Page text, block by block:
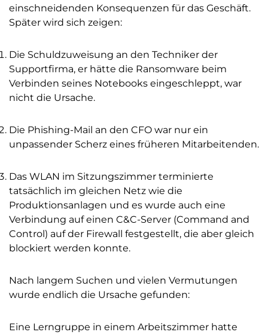
einschneidenden Konsequenzen für das Geschäft.
Später wird sich zeigen:
Die Schuldzuweisung an den Techniker der
Supportfirma, er hätte die Ransomware beim
Verbinden seines Notebooks eingeschleppt, war
nicht die Ursache.
Die Phishing-Mail an den CFO war nur ein
unpassender Scherz eines früheren Mitarbeitenden.
Das WLAN im Sitzungszimmer terminierte
tatsächlich im gleichen Netz wie die
Produktionsanlagen und es wurde auch eine
Verbindung auf einen C&C-Server (Command and
Control) auf der Firewall festgestellt, die aber gleich
blockiert werden konnte.
Nach langem Suchen und vielen Vermutungen
wurde endlich die Ursache gefunden:
Eine Lerngruppe in einem Arbeitszimmer hatte